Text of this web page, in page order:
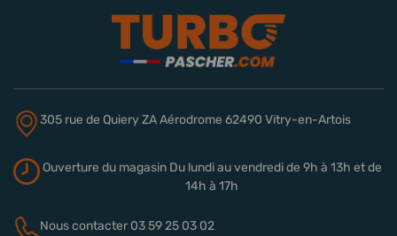
305 rue de QuieryZA Aérodrome 62490 Vitry-en-Artois
Ouverture du magasinDu lundi au vendredi de 9h à 13h et de
14h à 17h
Nous contacter 03 59 25 03 02